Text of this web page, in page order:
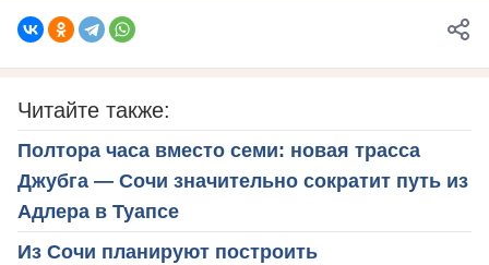
Читайте также:
Полтора часа вместо семи: новая трасса
Джубга — Сочи значительно сократит путь из
Адлера в Туапсе
Из Сочи планируют построить